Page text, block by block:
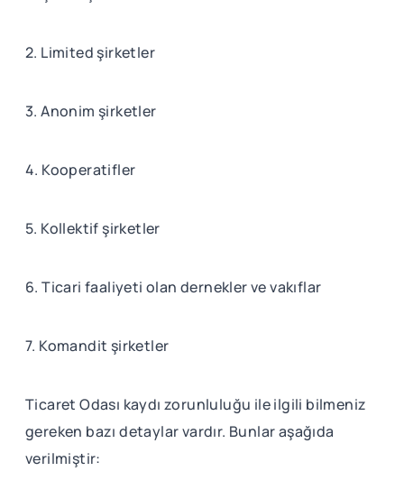
2. Limited şirketler
3. Anonim şirketler
4. Kooperatifler
5. Kollektif şirketler
6. Ticari faaliyeti olan dernekler ve vakıflar
7. Komandit şirketler
Ticaret Odası kaydı zorunluluğu ile ilgili bilmeniz
gereken bazı detaylar vardır. Bunlar aşağıda
verilmiştir: